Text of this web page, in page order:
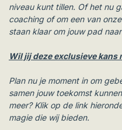
niveau kunt tillen. Of het nu
coaching of om een van
staan klaar om jouw pad
Wil jij deze exclusieve kans
Plan nu je moment in om
samen jouw toekomst
meer? Klik op de link
magie die wij bieden.